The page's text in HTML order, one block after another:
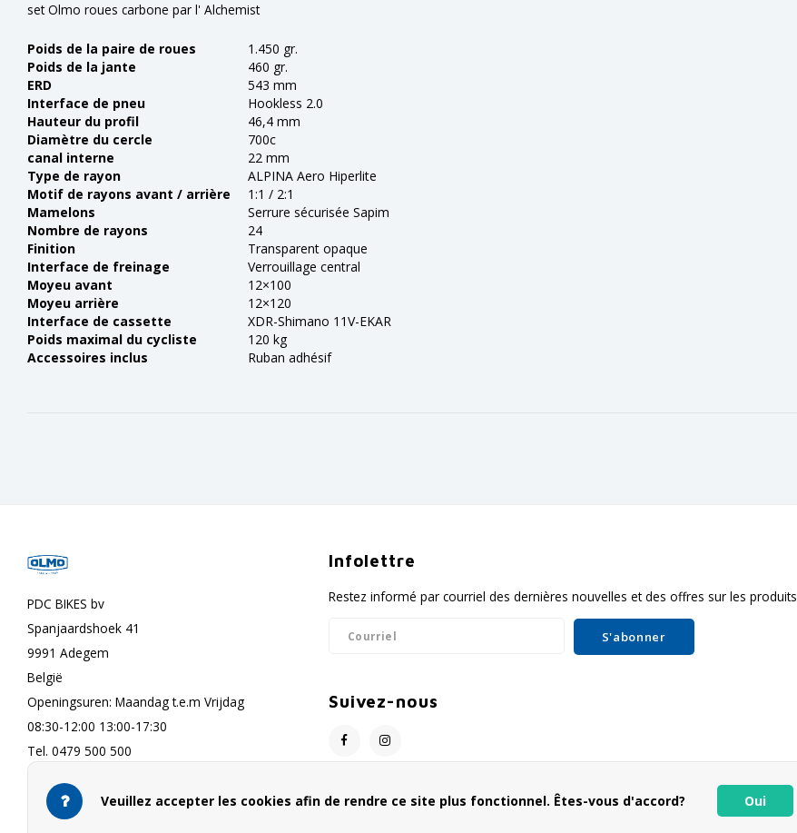
set Olmo roues carbone par l' Alchemist
Poids de la paire de roues
1.450 gr.
Poids de la jante
460 gr.
ERD
543 mm
Interface de pneu
Hookless 2.0
Hauteur du profil
46,4 mm
Diamètre du cercle
700c
canal interne
22 mm
Type de rayon
ALPINA Aero Hiperlite
Motif de rayons avant / arrière
1:1 / 2:1
Mamelons
Serrure sécurisée Sapim
Nombre de rayons
24
Finition
Transparent opaque
Interface de freinage
Verrouillage central
Moyeu avant
12×100
Moyeu arrière
12×120
Interface de cassette
XDR-Shimano 11V-EKAR
Poids maximal du cycliste
120 kg
Accessoires inclus
Ruban adhésif
PDC BIKES bv
Spanjaardshoek 41
9991 Adegem
België
Openingsuren: Maandag t.e.m Vrijdag
08:30-12:00 13:00-17:30
Tel. 0479 500 500
Infolettre
Restez informé par courriel des dernières nouvelles et des offres sur les produits
S'abonner
Suivez-nous
Veuillez accepter les cookies afin de rendre ce site plus fonctionnel. Êtes-vous d'accord? Oui